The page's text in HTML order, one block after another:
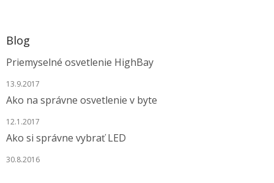
Blog
Priemyselné osvetlenie HighBay
13.9.2017
Ako na správne osvetlenie v byte
12.1.2017
Ako si správne vybrať LED
30.8.2016